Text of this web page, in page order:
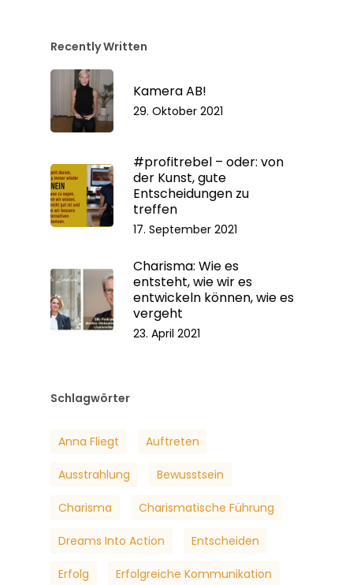
Recently Written
Kamera AB!
29. Oktober 2021
#profitrebel – oder: von
der Kunst, gute
Entscheidungen zu
treffen
17. September 2021
Charisma: Wie es
entsteht, wie wir es
entwickeln können, wie es
vergeht
23. April 2021
Schlagwörter
Anna Fliegt Auftreten
Ausstrahlung Bewusstsein
Charisma Charismatische Führung
Dreams Into Action Entscheiden
Erfolg Erfolgreiche Kommunikation